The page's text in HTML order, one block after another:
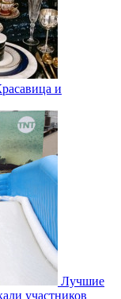
и
Лучшие
участников